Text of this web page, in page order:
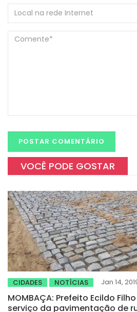
VOCÊ PODE GOSTAR
CIDADES NOTÍCIAS Jan 14,
MOMBAÇA: Prefeito Ecildo
serviço da pavimentação de